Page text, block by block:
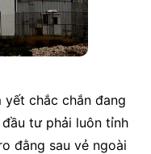
chắc chắn đang
tư phải luôn tỉnh
đằng sau vẻ ngoài